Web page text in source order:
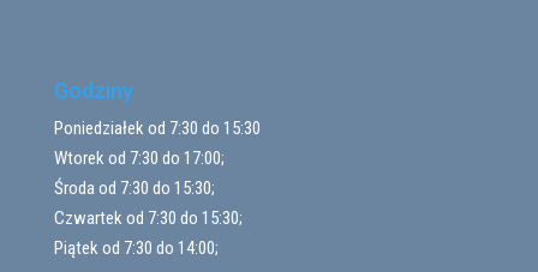
Godziny
Poniedziałek od 7:30 do 15:30
Wtorek od 7:30 do 17:00;
Środa od 7:30 do 15:30;
Czwartek od 7:30 do 15:30;
Piątek od 7:30 do 14:00;